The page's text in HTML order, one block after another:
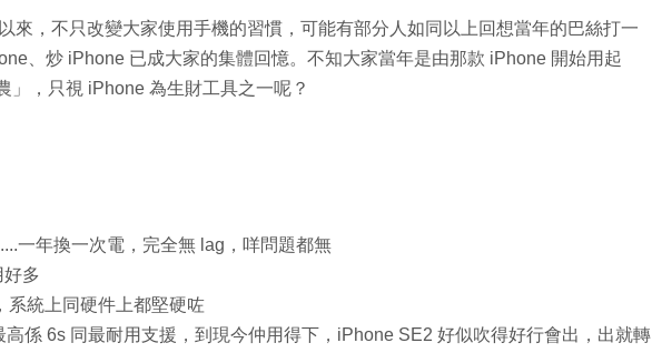
來，不只改變大家使用手機的習慣，可能有部分人如同以上回想當年的巴絲打一
、炒 iPhone 已成大家的集體回憶。不知大家當年是由那款 iPhone 開始用起
」，只視 iPhone 為生財工具之一呢？
一年換一次電，完全無 lag，咩問題都無
好多
系統上同硬件上都堅硬咗
高係 6s 同最耐用支援，到現今仲用得下，iPhone SE2 好似吹得好行會出，出就轉